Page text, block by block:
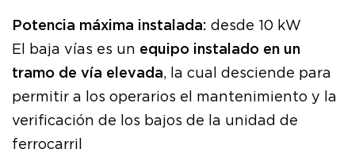
Potencia máxima instalada: desde 10 kW
El baja vías es un equipo instalado en un
tramo de vía elevada, la cual desciende para
permitir a los operarios el mantenimiento y la
verificación de los bajos de la unidad de
ferrocarril